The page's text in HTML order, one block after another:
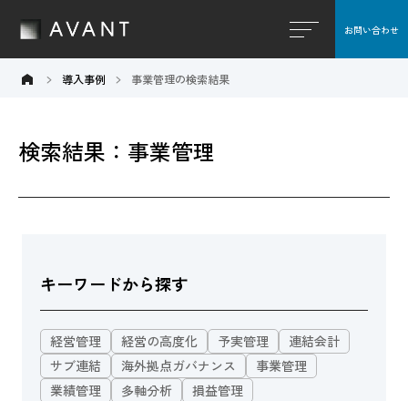
お問い合わせ
導入事例 事業管理の検索結果
検索結果：事業管理
キーワードから探す
経営管理 経営の高度化 予実管理
連結会計
サブ連結
海外拠点ガバナンス
事業管理
業績管理
多軸分析
損益管理